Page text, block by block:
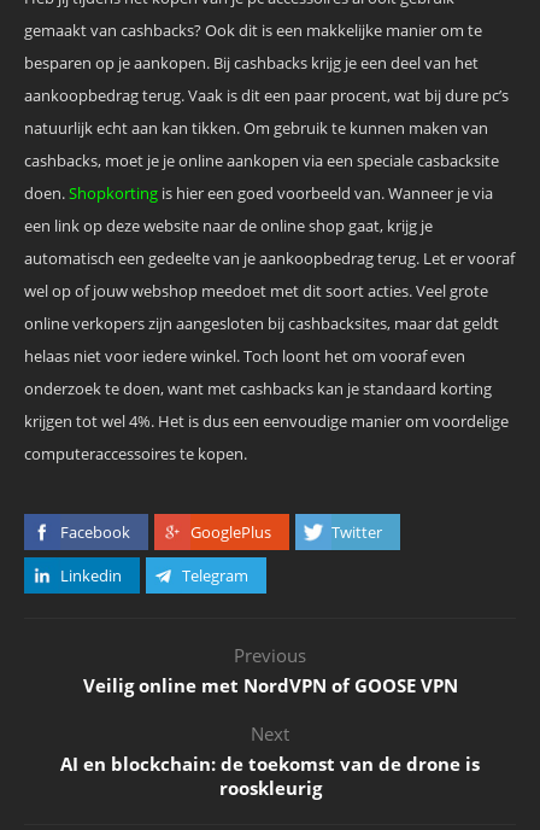
gemaakt van cashbacks? Ook dit is een makkelijke manier om te
besparen op je aankopen. Bij cashbacks krijg je een deel van het
aankoopbedrag terug. Vaak is dit een paar procent, wat bij dure pc’s
natuurlijk echt aan kan tikken. Om gebruik te kunnen maken van
cashbacks, moet je je online aankopen via een speciale casbacksite
doen.Shopkorting is hier een goed voorbeeld van. Wanneer je via
een link op deze website naar de online shop gaat, krijg je
automatisch een gedeelte van je aankoopbedrag terug. Let er vooraf
wel op of jouw webshop meedoet met dit soort acties. Veel grote
online verkopers zijn aangesloten bij cashbacksites, maar dat geldt
helaas niet voor iedere winkel. Toch loont het om vooraf even
onderzoek te doen, want met cashbacks kan je standaard korting
krijgen tot wel 4%. Het is dus een eenvoudige manier om voordelige
computeraccessoires te kopen.
Facebook GooglePlus
Twitter
Linkedin
Telegram
Previous
Veilig online met NordVPN of GOOSE VPN
Next
AI en blockchain: de toekomst van de drone is
rooskleurig